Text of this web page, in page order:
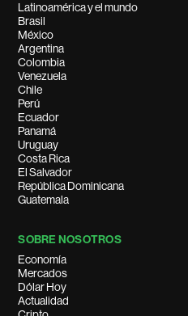
Latinoamérica y el mundo
Brasil
México
Argentina
Colombia
Venezuela
Chile
Perú
Ecuador
Panamá
Uruguay
Costa Rica
El Salvador
República Dominicana
Guatemala
SOBRE NOSOTROS
Economía
Mercados
Dólar Hoy
Actualidad